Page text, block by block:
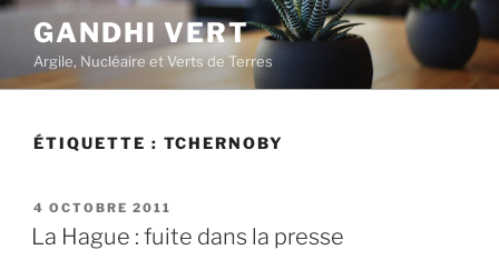
Aller
contenu
principal
GANDHI VERT
Argile, Nucléaire et Verts de Terres
ÉTIQUETTE : TCHERNOBY
PUBLIÉ
LE
4 OCTOBRE 2011
La Hague : fuite dans la presse